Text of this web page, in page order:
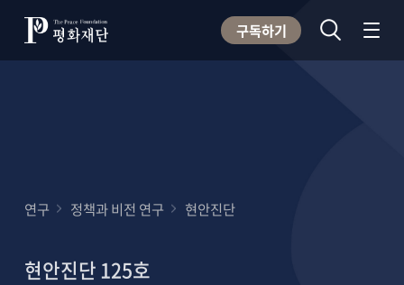
구독하기
연구 정책과 비전 연구 현안진단
현안진단 125호